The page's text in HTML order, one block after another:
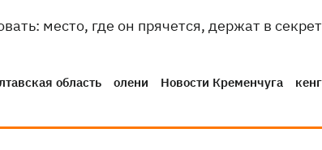
место, где он прячется, держат в
область олени Новости Кременчуга